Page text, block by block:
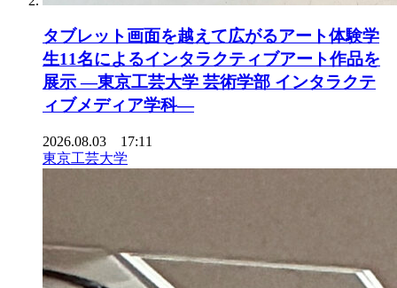
タブレット画面を越えて広がるアート体験学
生11名によるインタラクティブアート作品を
展示 ―東京工芸大学 芸術学部 インタラクテ
ィブメディア学科―
2026.08.03 17:11
東京工芸大学